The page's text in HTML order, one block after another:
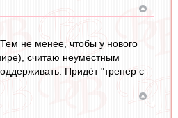
не менее, чтобы у нового
считаю неуместным
Придёт "тренер с